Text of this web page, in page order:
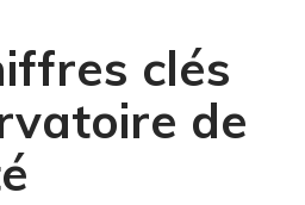
clés
de